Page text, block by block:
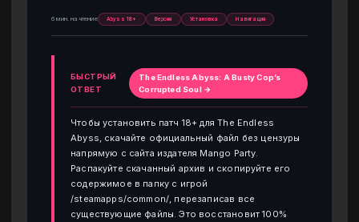
6 мин. на чтение Abyss 18+ Версия Установка Навигация
БЫСТРЫЙ
ОТВЕТ
The Endless Abyss: A Busty Cop’s
Corrupted Soul →
Чтобы установить патч 18+ для The Endless
Abyss, скачайте официальный файл без цензуры
напрямую с сайта издателя Mango Party.
Распакуйте скачанный архив и скопируйте его
содержимое в папку с игрой
/steamapps/common/, перезаписав все
существующие файлы. Это восстановит 100%